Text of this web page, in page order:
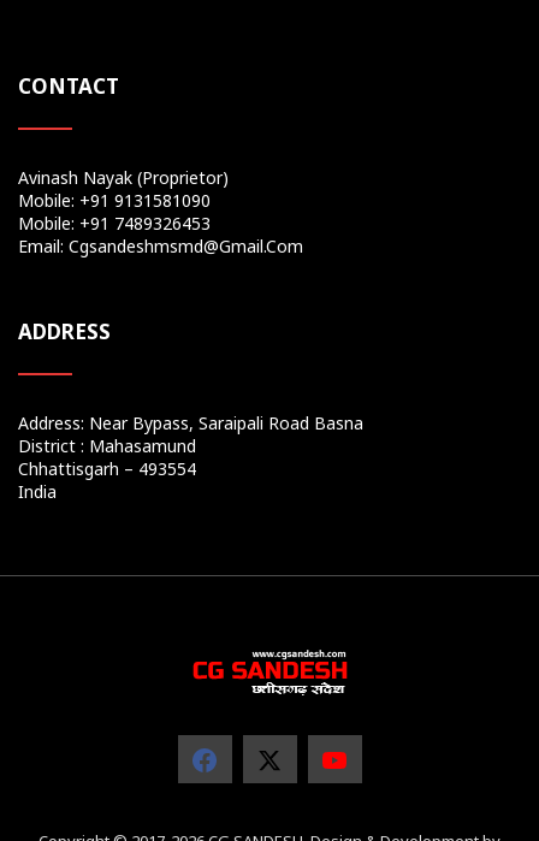
CONTACT
Avinash Nayak (Proprietor)
Mobile: +91 9131581090
Mobile: +91 7489326453
Email: Cgsandeshmsmd@gmail.com
ADDRESS
Address: Near Bypass, Saraipali Road Basna
District : Mahasamund
Chhattisgarh – 493554
India